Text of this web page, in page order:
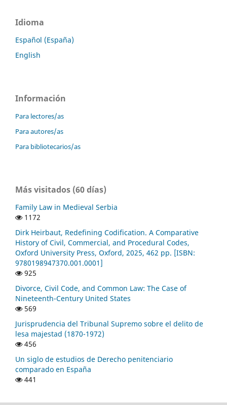
Idioma
Español (España)
English
Información
Para lectores/as
Para autores/as
Para bibliotecarios/as
Más visitados (60 días)
Family Law in Medieval Serbia
1172
Dirk Heirbaut, Redefining Codification. A Comparative
History of Civil, Commercial, and Procedural Codes,
Oxford University Press, Oxford, 2025, 462 pp. [ISBN:
9780198947370.001.0001]
925
Divorce, Civil Code, and Common Law: The Case of
Nineteenth-Century United States
569
Jurisprudencia del Tribunal Supremo sobre el delito de
lesa majestad (1870-1972)
456
Un siglo de estudios de Derecho penitenciario
comparado en España
441